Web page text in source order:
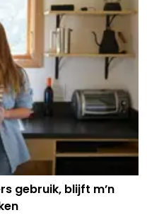
gebruik, blijft m’n